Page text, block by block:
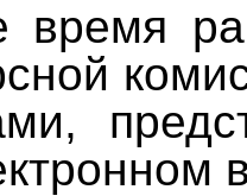
время